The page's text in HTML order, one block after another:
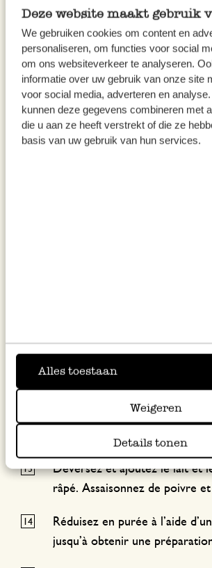
Deze website maakt gebruik
We gebruiken cookies om content en
personaliseren, om functies voor social
om ons websiteverkeer te analyseren.
informatie over uw gebruik van onze site
voor social media, adverteren en
kunnen deze gegevens combineren met
die u aan ze heeft verstrekt of die ze
basis van uw gebruik van hun services.
Alles toestaan
Weigeren
Details tonen
tendres.
Puis, ajoutez la viande aux
oignons.
Ajoutez le vin et laissez
doux pour 3 à 4 minutes.
laissez mijoter pendant
Pendant ce temps, réalisez la
ébullition, ajoutez les rondelles
faites-les cuire en 15 minutes.
Déversez et ajoutez le lait et
râpé. Assaisonnez de poivre
Réduisez en purée à l’aide
jusqu’à obtenir une